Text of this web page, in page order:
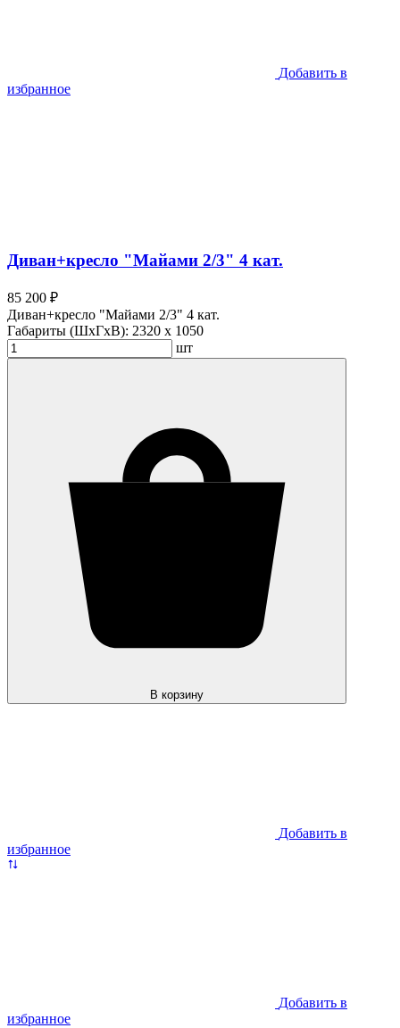
Добавить в
избранное
Диван+кресло "Майами 2/3" 4 кат.
85 200 ₽
Диван+кресло "Майами 2/3" 4 кат.
Габариты (ШхГхВ): 2320 x 1050
шт
В корзину
Добавить в
избранное
Добавить в
избранное